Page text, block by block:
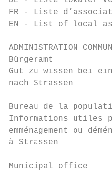
FR - Liste
EN - List of local
ADMINISTRATION
Bürgeramt
Gut zu wissen bei
nach Strassen
Bureau de la
Informations utiles
emménagement ou
à Strassen
Municipal